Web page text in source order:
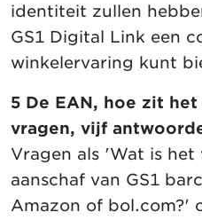
identiteit zullen
GS1 Digital Link een
winkelervaring kunt
5 De EAN, hoe zit
vragen, vijf
Vragen als 'Wat is het
aanschaf van GS1
Amazon of bol.com?'